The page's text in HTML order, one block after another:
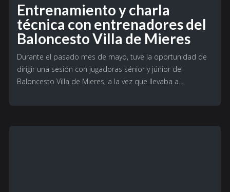
Entrenamiento y charla
técnica con entrenadores del
Baloncesto Villa de Mieres
Durante el pasado mes de mayo, tuve la oportunidad de
dirigir una sesión con jugadoras sénior y júnior del
Baloncesto Villa de Mieres, a la vez que llevaba a...